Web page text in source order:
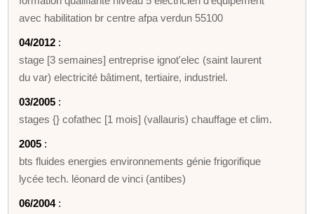
avec habilitation br centre afpa verdun 55100
04/2012 :
stage [3 semaines] entreprise ignot'elec (saint laurent
du var) electricité bâtiment, tertiaire, industriel.
03/2005 :
stages {} cofathec [1 mois] (vallauris) chauffage et clim.
2005 :
bts fluides energies environnements génie frigorifique
lycée tech. léonard de vinci (antibes)
06/2004: